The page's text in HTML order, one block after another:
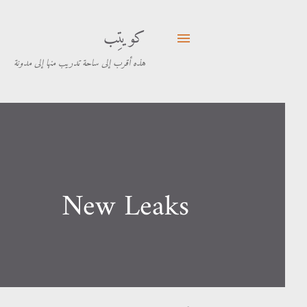
كويتِب
هذه أقرب إلى ساحة تدريب منها إلى مدونة
New Leaks